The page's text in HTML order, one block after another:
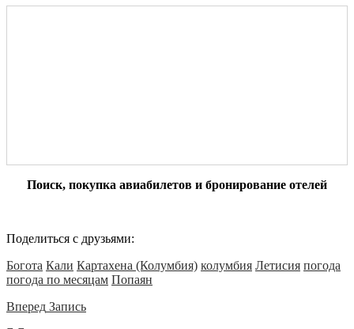
Поиск, покупка авиабилетов и бронирование отелей
Поделиться с друзьями:
Богота Кали Картахена (Колумбия) колумбия Летисия погода
погода по месяцам Попаян
Вперед Запись